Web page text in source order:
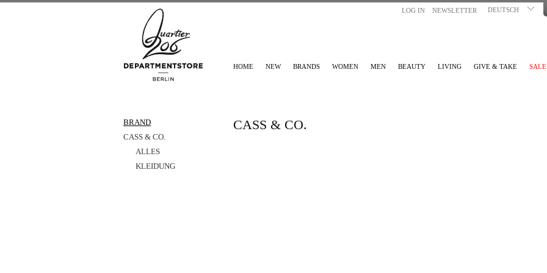
LOG IN NEWSLETTER DEUTSCH
HOME NEW BRANDS WOMEN MEN BEAUTY LIVING GIVE & TAKE SALE
BRAND
CASS & CO.
ALLES
KLEIDUNG
CASS & CO.